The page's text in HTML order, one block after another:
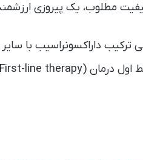
مطلوب، یک پیروزی
داراکسونراسیب با